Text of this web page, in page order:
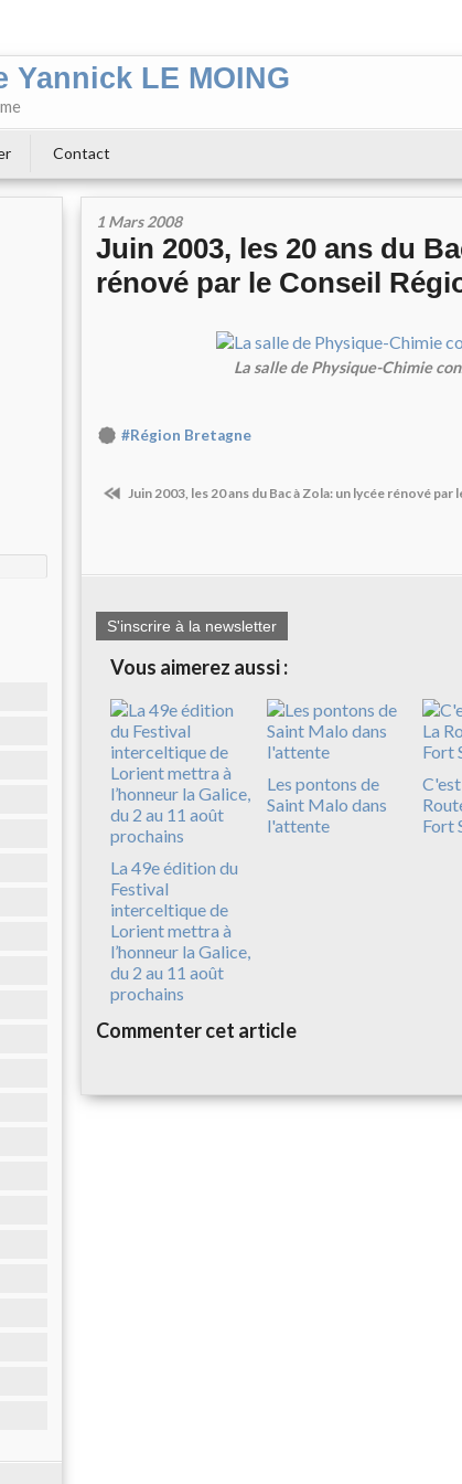
Yannick LE MOING
Contact
1 Mars 2008
Juin 2003, les 20 ans du
rénové par le Conseil
La salle de Physique-Chimie
#Région Bretagne
Juin 2003, les 20 ans du Bac à Zola: un lycée rénové
S'inscrire à la newsletter
Vous aimerez aussi :
La 49e édition du
Festival
interceltique de
Lorient mettra à
l’honneur la Galice,
du 2 au 11 août
prochains
Les pontons de
Saint Malo dans
l'attente
Fort
Commenter cet article